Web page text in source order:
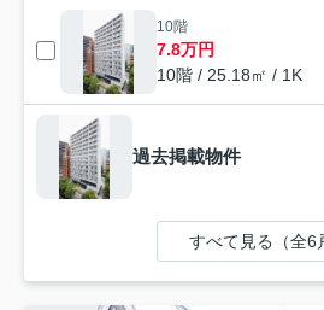
10階
7.8万円
10階 / 25.18㎡ / 1K
過去掲載物件
すべて見る（全6